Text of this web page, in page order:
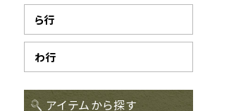
ら行
わ行
アイテムから探す